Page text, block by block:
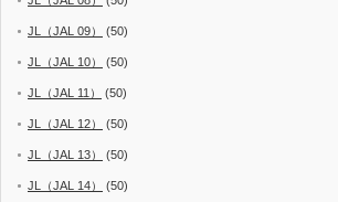
JL（JAL 09） (50)
JL（JAL 10） (50)
JL（JAL 11） (50)
JL（JAL 12） (50)
JL（JAL 13） (50)
JL（JAL 14） (50)